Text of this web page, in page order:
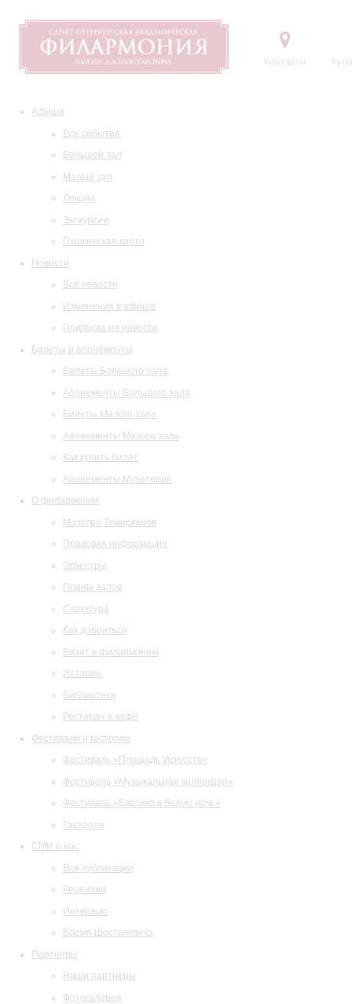
Контакты
Афиша
Все события
Большой зал
Малый зал
Лекции
Экскурсии
Пушкинская карта
Новости
Все новости
Изменения в афише
Подписка на новости
Билеты и абонементы
Билеты Большого зала
Абонементы Большого зала
Билеты Малого зала
Абонементы Малого зала
Как купить билет
Абонементы Музитория
О филармонии
Маэстро Темирканов
Правовая информация
Оркестры
Планы залов
Структура
Как добраться
Визит в филармонию
История
Библиотека
Ресторан и кафе
Фестивали и гастроли
Фестиваль «Площадь Искусств»
Фестиваль «Музыкальная коллекция»
Фестиваль «Барокко в белую ночь»
Гастроли
СМИ о нас
Все публикации
Рецензии
Интервью
Время Шостаковича
Партнеры
Наши партнеры
Фотогалерея